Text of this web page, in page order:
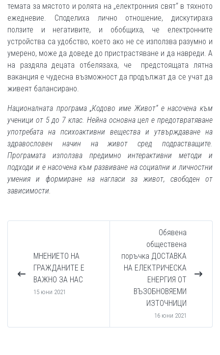
темата за мястото и ролята на „електронния свят“ в тяхното
ежедневие. Споделиха лично отношение, дискутираха
ползите и негативите, и обобщиха, че електронните
устройства са удобство, което ако не се използва разумно и
умерено, може да доведе до пристрастяване и да навреди. А
на раздяла децата отбелязаха, че предстоящата лятна
ваканция е чудесна възможност да продължат да се учат да
живеят балансирано.
Националната програма „Кодово име Живот“ е насочена към
ученици от 5 до 7 клас. Нейна основна цел е предотвратяване
употребата на психоактивни вещества и утвърждаване на
здравословен начин на живот сред подрастващите.
Програмата използва предимно интерактивни методи и
подходи и е насочена към развиване на социални и личностни
умения и формиране на нагласи за живот, свободен от
зависимости.
МНЕНИЕТО НА
ГРАЖДАНИТЕ Е
ВАЖНО ЗА НАС
15 юни 2021
Обявена
обществена
поръчка ДОСТАВКА
НА ЕЛЕКТРИЧЕСКА
ЕНЕРГИЯ ОТ
ВЪЗОБНОВЯЕМИ
ИЗТОЧНИЦИ
16 юни 2021